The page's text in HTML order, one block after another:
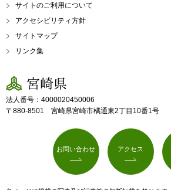
サイトのご利用について
アクセシビリティ方針
サイトマップ
リンク集
宮崎県
法人番号：4000020450006
〒880-8501 宮崎県宮崎市橘通東2丁目10番1号
お問い合わせ アクセス